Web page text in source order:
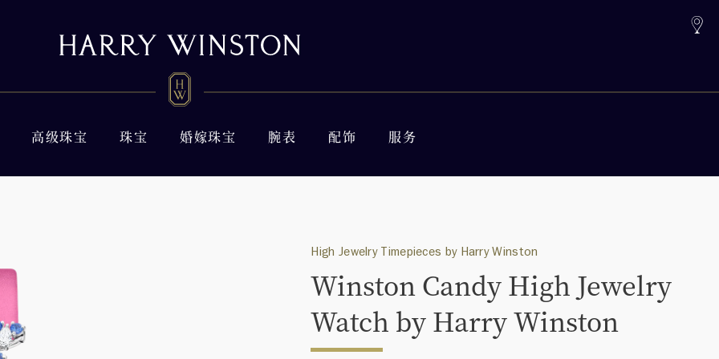
高级珠宝 珠宝 婚嫁珠宝 腕表 配饰 服务
High Jewelry Timepieces by Harry Winston
Winston Candy High Jewelry
Watch by Harry Winston